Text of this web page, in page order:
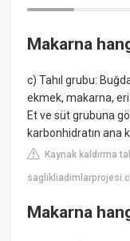
Makarna
c) Tahıl grubu:
ekmek, makarna,
Et ve süt grubuna
karbonhidratın ana
Kaynak kaldırma
Makarna